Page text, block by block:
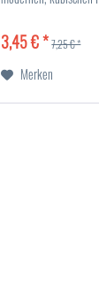
stilvolle...
3,45 € *7,25 € *
Merken